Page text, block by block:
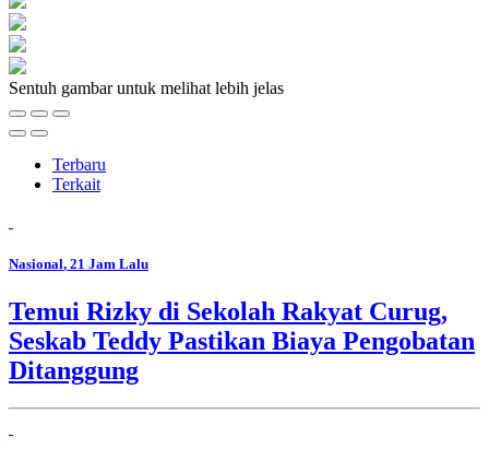
Sentuh gambar untuk melihat lebih jelas
Terbaru
Terkait
Nasional, 21 Jam Lalu
Temui Rizky di Sekolah Rakyat Curug,
Seskab Teddy Pastikan Biaya Pengobatan
Ditanggung